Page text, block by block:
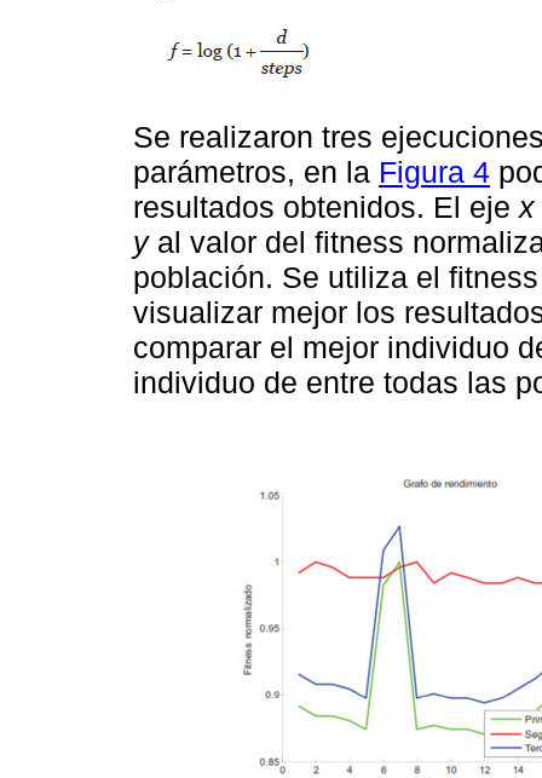
Se realizaron tres
parámetros, en la Figura 4
resultados obtenidos. El eje x
yal valor del fitness
población. Se utiliza el
visualizar mejor los
comparar el mejor individuo
individuo de entre todas las